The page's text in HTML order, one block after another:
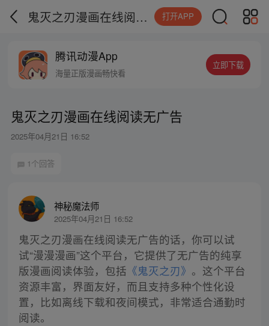
鬼灭之刃漫画在线阅读无广告 打开APP
腾讯动漫App
海量正版漫画畅快看
立即下载
鬼灭之刃漫画在线阅读无广告
2025年04月21日 16:52
1个回答
神秘魔法师
2025年04月21日 16:52
鬼灭之刃漫画在线阅读无广告的话，你可以试
试“漫漫漫画”这个平台，它提供了无广告的纯享
版漫画阅读体验，包括 《鬼灭之刃》 。这个平台
资源丰富，界面友好，而且支持多种个性化设
置，比如离线下载和夜间模式，非常适合通勤时
阅读。